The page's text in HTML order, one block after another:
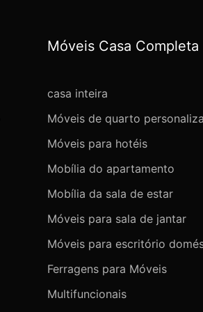
Móveis Casa Completa
casa inteira
Móveis de quarto
Móveis para hotéis
Mobília do apartamento
Mobília da sala de estar
Móveis para sala de jantar
Móveis para escritório
Ferragens para Móveis
Multifuncionais